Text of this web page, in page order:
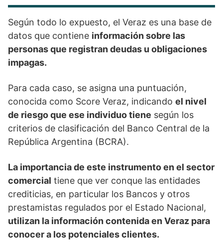
Según todo lo expuesto, el Veraz es una base de
datos que contiene información sobre las
personas que registran deudas u obligaciones
impagas.
Para cada caso, se asigna una puntuación,
conocida como Score Veraz, indicando el nivel
de riesgo que ese individuo tiene según los
criterios de clasificación del Banco Central de la
República Argentina (BCRA).
La importancia de este instrumento en el sector
comercial tiene que ver conque las entidades
crediticias, en particular los Bancos y otros
prestamistas regulados por el Estado Nacional,
utilizan la información contenida en Veraz para
conocer a los potenciales clientes.